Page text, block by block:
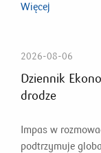
Więcej
2026-08-06
Dziennik
drodze
Impas w
podtrzymuje